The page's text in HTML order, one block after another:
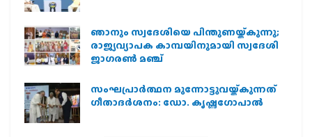
ഞാനും സ്വദേശിയെ പിന്തുണയ്ക്കുന്നു;
രാജ്യവ്യാപക കാമ്പയിനുമായി സ്വദേശി
ജാഗരണ്‍ മഞ്ച്
സംഘപ്രാര്‍ത്ഥന മുന്നോട്ടുവയ്ക്കുന്നത്
ഗീതാദര്‍ശനം: ഡോ. കൃഷ്ണഗോപാല്‍